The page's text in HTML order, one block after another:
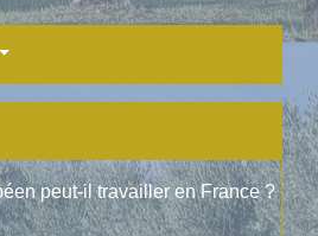
peut-il travailler en France ?